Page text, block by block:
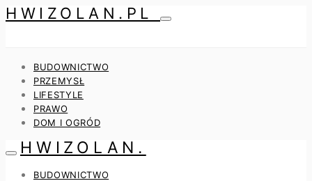
HWIZOLAN.PL
BUDOWNICTWO
PRZEMYSŁ
LIFESTYLE
PRAWO
DOM I OGRÓD
HWIZOLAN.
BUDOWNICTWO